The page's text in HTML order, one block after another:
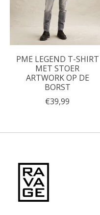
PME LEGEND T-SHIRT
MET STOER
ARTWORK OP DE
BORST
€39,99